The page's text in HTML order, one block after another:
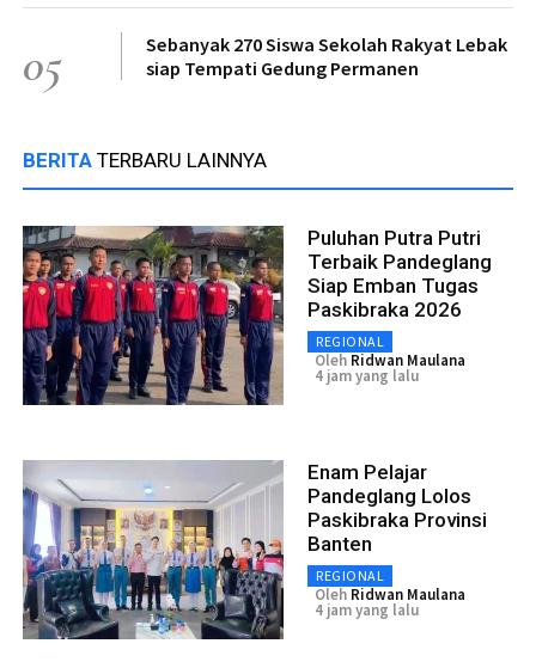
05
Sebanyak 270 Siswa Sekolah Rakyat Lebak
siap Tempati Gedung Permanen
BERITA TERBARU LAINNYA
Puluhan Putra Putri
Terbaik Pandeglang
Siap Emban Tugas
Paskibraka 2026
REGIONAL
Oleh Ridwan Maulana
4 jam yang lalu
Enam Pelajar
Pandeglang Lolos
Paskibraka Provinsi
Banten
REGIONAL
Oleh Ridwan Maulana
4 jam yang lalu